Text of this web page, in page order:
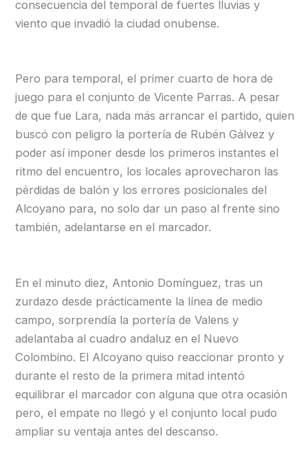
consecuencia del temporal de fuertes lluvias y
viento que invadió la ciudad onubense.
Pero para temporal, el primer cuarto de hora de
juego para el conjunto de Vicente Parras. A pesar
de que fue Lara, nada más arrancar el partido, quien
buscó con peligro la portería de Rubén Gálvez y
poder así imponer desde los primeros instantes el
ritmo del encuentro, los locales aprovecharon las
pérdidas de balón y los errores posicionales del
Alcoyano para, no solo dar un paso al frente sino
también, adelantarse en el marcador.
En el minuto diez, Antonio Domínguez, tras un
zurdazo desde prácticamente la línea de medio
campo, sorprendía la portería de Valens y
adelantaba al cuadro andaluz en el Nuevo
Colombino. El Alcoyano quiso reaccionar pronto y
durante el resto de la primera mitad intentó
equilibrar el marcador con alguna que otra ocasión
pero, el empate no llegó y el conjunto local pudo
ampliar su ventaja antes del descanso.